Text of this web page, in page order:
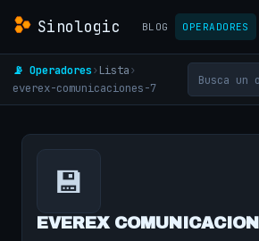
Sinologic BLOG OPERADORES
📡 Operadores› Lista›
everex-comunicaciones-7
💾
EVEREX